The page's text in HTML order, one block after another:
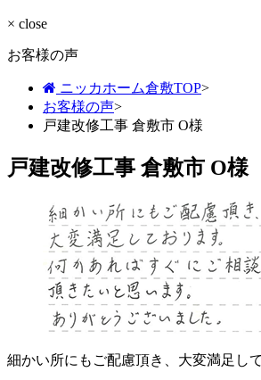
× close
お客様の声
ニッカホーム倉敷TOP>
お客様の声>
戸建改修工事 倉敷市 O様
戸建改修工事 倉敷市 O様
細かい所にもご配慮頂き、大変満足し